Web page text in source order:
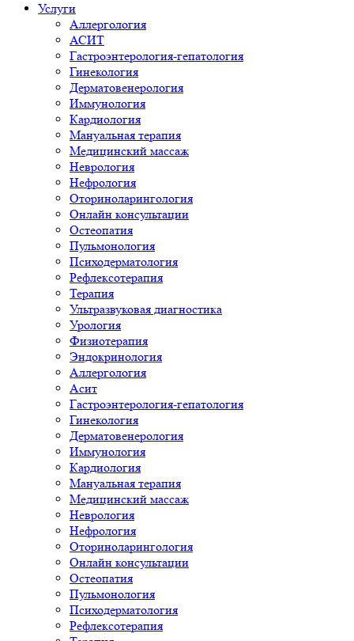
Услуги
Аллергология
АСИТ
Гастроэнтерология-гепатология
Гинекология
Дерматовенерология
Иммунология
Кардиология
Мануальная терапия
Медицинский массаж
Неврология
Нефрология
Оториноларингология
Онлайн консультации
Остеопатия
Пульмонология
Психодерматология
Рефлексотерапия
Терапия
Ультразвуковая диагностика
Урология
Физиотерапия
Эндокринология
Аллергология
Асит
Гастроэнтерология-гепатология
Гинекология
Дерматовенерология
Иммунология
Кардиология
Мануальная терапия
Медицинский массаж
Неврология
Нефрология
Оториноларингология
Онлайн консультации
Остеопатия
Пульмонология
Психодерматология
Рефлексотерапия